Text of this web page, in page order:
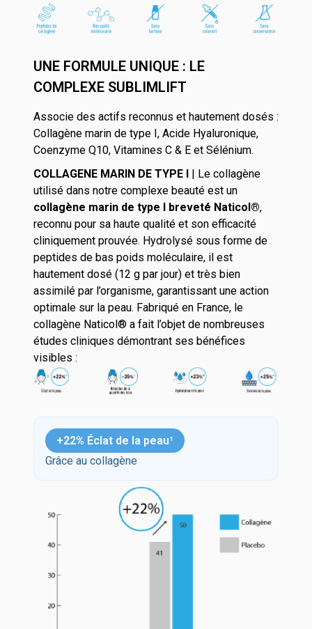
UNE FORMULE UNIQUE : LE
COMPLEXE SUBLIMLIFT
Associe des actifs reconnus et hautement dosés :
Collagène marin de type I, Acide Hyaluronique,
Coenzyme Q10, Vitamines C & E et Sélénium.
COLLAGENE MARIN DE TYPE I
Le collagène
utilisé dans notre complexe beauté est un
collagène marin de type I breveté Naticol®,
reconnu pour sa haute qualité et son efficacité
cliniquement prouvée. Hydrolysé sous forme de
peptides de bas poids moléculaire, il est
hautement dosé (12 g par jour) et très bien
assimilé par l’organisme, garantissant une action
optimale sur la peau. Fabriqué en France, le
collagène Naticol® a fait l’objet de nombreuses
études cliniques démontrant ses bénéfices
visibles :
+22% Éclat de la peau¹
Grâce au collagène